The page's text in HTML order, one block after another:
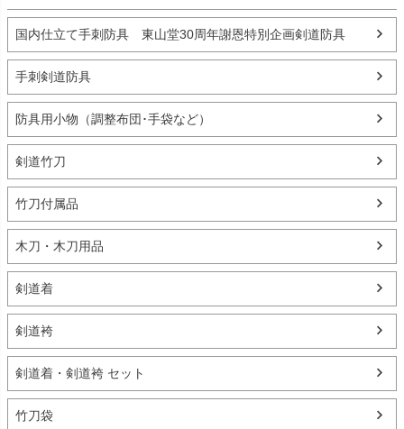
国内仕立て手刺防具 東山堂30周年謝恩特別企画剣道防具
手刺剣道防具
防具用小物（調整布団･手袋など）
剣道竹刀
竹刀付属品
木刀・木刀用品
剣道着
剣道袴
剣道着・剣道袴 セット
竹刀袋